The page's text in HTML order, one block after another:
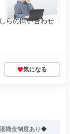
らの問い合わせ
気になる
職金制度あり◆